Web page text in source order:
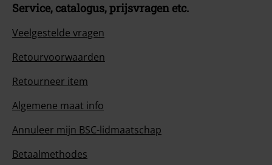
Service, catalogus, prijsvragen etc.
Veelgestelde vragen
Retourvoorwaarden
Retourneer item
Algemene maat info
Annuleer mijn BSC-lidmaatschap
Betaalmethodes